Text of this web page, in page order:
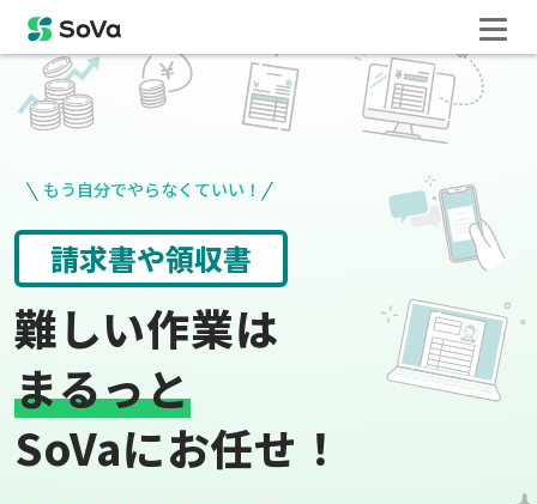
もう自分でやらなくていい！
給与計算 登記手続き
難しい作業は
まるっと
SoVaにお任せ！